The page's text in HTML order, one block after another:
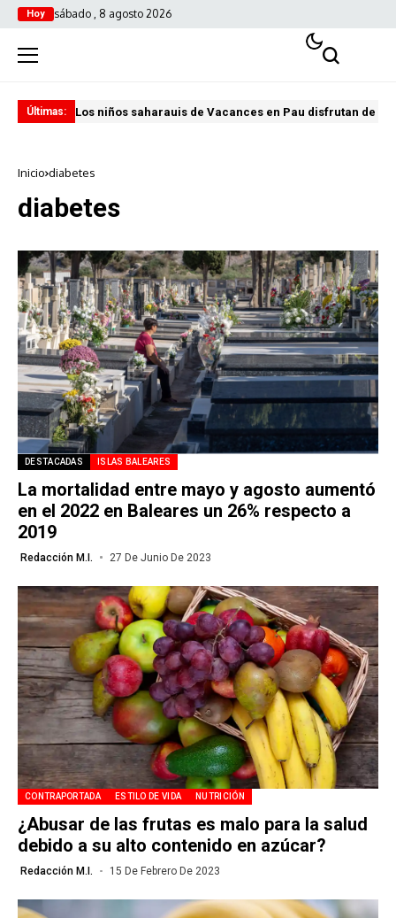
Hoy sábado , 8 agosto 2026
Últimas: Los niños saharauis de Vacances en Pau disfrutan de
Inicio diabetes
diabetes
DESTACADAS ISLAS BALEARES
La mortalidad entre mayo y agosto aumentó
en el 2022 en Baleares un 26% respecto a
2019
Redacción M.I. 27 De Junio De 2023
CONTRAPORTADA ESTILO DE VIDA NUTRICIÓN
¿Abusar de las frutas es malo para la salud
debido a su alto contenido en azúcar?
Redacción M.I. 15 De Febrero De 2023